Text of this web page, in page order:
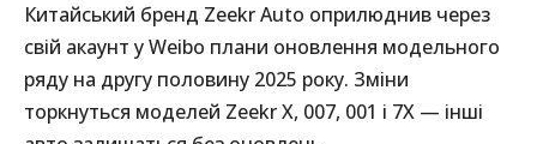
Китайський бренд Zeekr Auto оприлюднив через
свій акаунт у Weibo плани оновлення модельного
ряду на другу половину 2025 року. Зміни
торкнуться моделей Zeekr X, 007, 001 і 7X — інші